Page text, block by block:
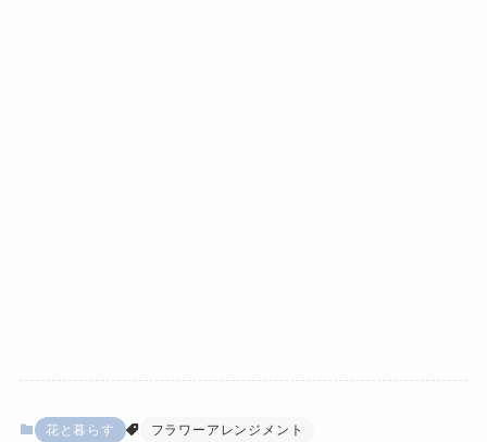
花と暮らす フラワーアレンジメント